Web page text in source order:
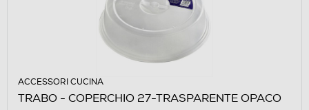
ACCESSORI CUCINA
TRABO - COPERCHIO 27-TRASPARENTE OPACO